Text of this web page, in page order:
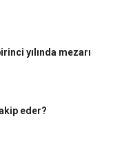
yılında mezarı
eder?